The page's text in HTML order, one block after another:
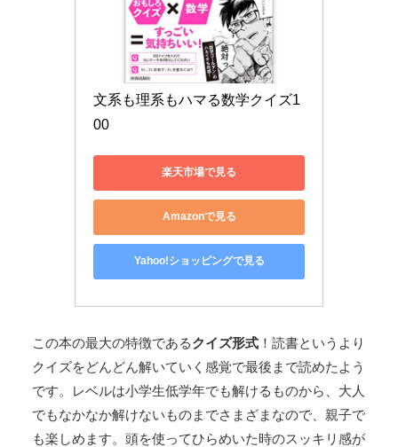
文系も理系もハマる数学クイズ1
00
楽天市場で見る
Amazonで見る
Yahoo!ショッピングで見る
この本の最大の特徴であるクイズ形式 ！読書というより
クイズをどんどん解いていく感覚で最後まで読めたよう
です。レベルは小学生低学年でも解けるものから、大人
でもなかなか解けないものまでさまざまなので、親子で
も楽しめます。頭を使ってひらめいた時のスッキリ感が